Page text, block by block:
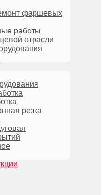
фаршевых
работы
отрасли
резка